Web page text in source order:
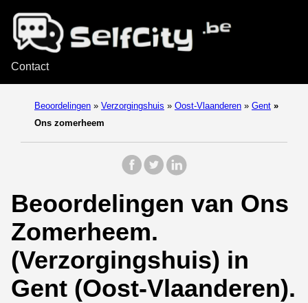
Contact
Beoordelingen » Verzorgingshuis » Oost-Vlaanderen » Gent »
Ons zomerheem
Beoordelingen van Ons
Zomerheem.
(Verzorgingshuis) in
Gent (Oost-Vlaanderen).